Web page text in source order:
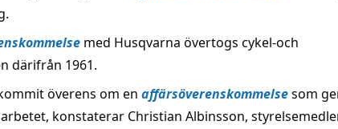
med Husqvarna övertogs cykel-och
därifrån 1961.
överens om en affärsöverenskommelsesom
konstaterar Christian Albinsson,